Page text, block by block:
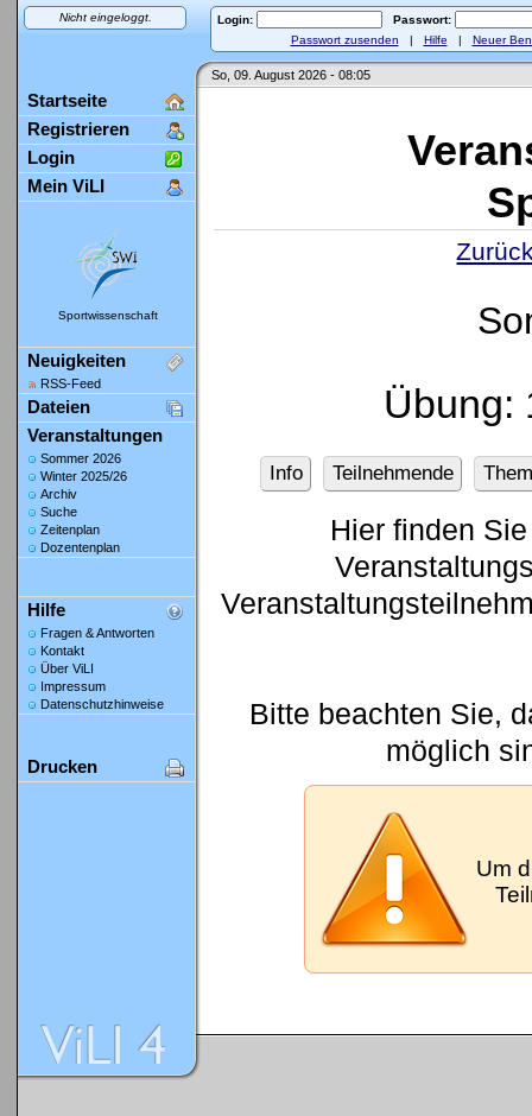
Nicht eingeloggt. Login:
Passwort:
Passwort zusenden | Hilfe | Neuer
So, 09. August 2026 - 08:05
Startseite
Registrieren
Login
Mein ViLI
Sportwissenschaft
Neuigkeiten
RSS-Feed
Dateien
Veranstaltungen
Sommer 2026
Winter 2025/26
Archiv
Suche
Zeitenplan
Dozentenplan
Hilfe
Fragen & Antworten
Kontakt
Über ViLI
Impressum
Datenschutzhinweise
Drucken
Übung:
Info Teilnehmende
Hier finden
Bitte beachten Sie,
möglich
Um